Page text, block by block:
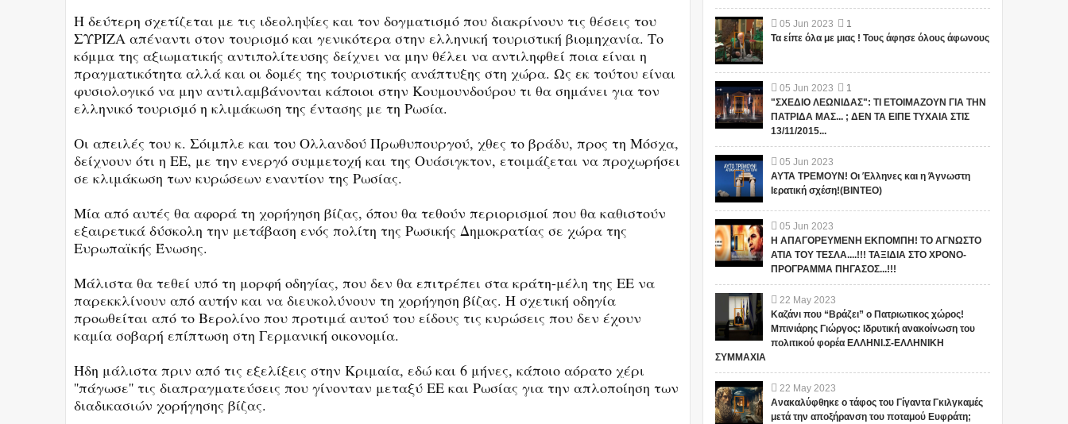
Η δεύτερη σχετίζεται με τις ιδεοληψίες και τον δογματισμό που διακρίνουν τις θέσεις του
ΣΥΡΙΖΑ απέναντι στον τουρισμό και γενικότερα στην ελληνική τουριστική βιομηχανία. Το
κόμμα της αξιωματικής αντιπολίτευσης δείχνει να μην θέλει να αντιληφθεί ποια είναι η
πραγματικότητα αλλά και οι δομές της τουριστικής ανάπτυξης στη χώρα. Ως εκ τούτου είναι
φυσιολογικό να μην αντιλαμβάνονται κάποιοι στην Κουμουνδούρου τι θα σημάνει για τον
ελληνικό τουρισμό η κλιμάκωση της έντασης με τη Ρωσία.
Οι απειλές του κ. Σόιμπλε και του Ολλανδού Πρωθυπουργού, χθες το βράδυ, προς τη Μόσχα,
δείχνουν ότι η ΕΕ, με την ενεργό συμμετοχή και της Ουάσιγκτον, ετοιμάζεται να προχωρήσει
σε κλιμάκωση των κυρώσεων εναντίον της Ρωσίας.
Μία από αυτές θα αφορά τη χορήγηση βίζας, όπου θα τεθούν περιορισμοί που θα καθιστούν
εξαιρετικά δύσκολη την μετάβαση ενός πολίτη της Ρωσικής Δημοκρατίας σε χώρα της
Ευρωπαϊκής Ένωσης.
Μάλιστα θα τεθεί υπό τη μορφή οδηγίας, που δεν θα επιτρέπει στα κράτη-μέλη της ΕΕ να
παρεκκλίνουν από αυτήν και να διευκολύνουν τη χορήγηση βίζας. Η σχετική οδηγία
προωθείται από το Βερολίνο που προτιμά αυτού του είδους τις κυρώσεις που δεν έχουν
καμία σοβαρή επίπτωση στη Γερμανική οικονομία.
Ήδη μάλιστα πριν από τις εξελίξεις στην Κριμαία, εδώ και 6 μήνες, κάποιο αόρατο χέρι
''πάγωσε'' τις διαπραγματεύσεις που γίνονταν μεταξύ ΕΕ και Ρωσίας για την απλοποίηση των
διαδικασιών χορήγησης βίζας.
05 Jun 2023
1
Τα είπε όλα με μιας ! Τους άφησε όλους άφωνους
05 Jun 2023
1
"ΣΧΕΔΙΟ ΛΕΩΝΙΔΑΣ": ΤΙ ΕΤΟΙΜΑΖΟΥΝ ΓΙΑ ΤΗΝ
ΠΑΤΡΙΔΑ ΜΑΣ... ; ΔΕΝ ΤΑ ΕΙΠΕ ΤΥΧΑΙΑ ΣΤΙΣ
13/11/2015...
05 Jun 2023
ΑΥΤΑ ΤΡΕΜΟΥΝ! Οι Έλληνες και η Άγνωστη
Ιερατική σχέση!(ΒΙΝΤΕΟ)
05 Jun 2023
Η ΑΠΑΓΟΡΕΥΜΕΝΗ ΕΚΠΟΜΠΗ! ΤΟ ΑΓΝΩΣΤΟ
ΑΤΙΑ ΤΟΥ ΤΕΣΛΑ....!!! ΤΑΞΙΔΙΑ ΣΤΟ ΧΡΟΝΟ-
ΠΡΟΓΡΑΜΜΑ ΠΗΓΑΣΟΣ...!!!
22 May 2023
Καζάνι που “Βράζει” ο Πατριωτικος χώρος!
Μπινιάρης Γιώργος: Ιδρυτική ανακοίνωση του
πολιτικού φορέα ΕΛΛΗΝΙ.Σ-ΕΛΛΗΝΙΚΗ
ΣΥΜΜΑΧΙΑ
22 May 2023
Ανακαλύφθηκε ο τάφος του Γίγαντα Γκιλγκαμές
μετά την αποξήρανση του ποταμού Ευφράτη;